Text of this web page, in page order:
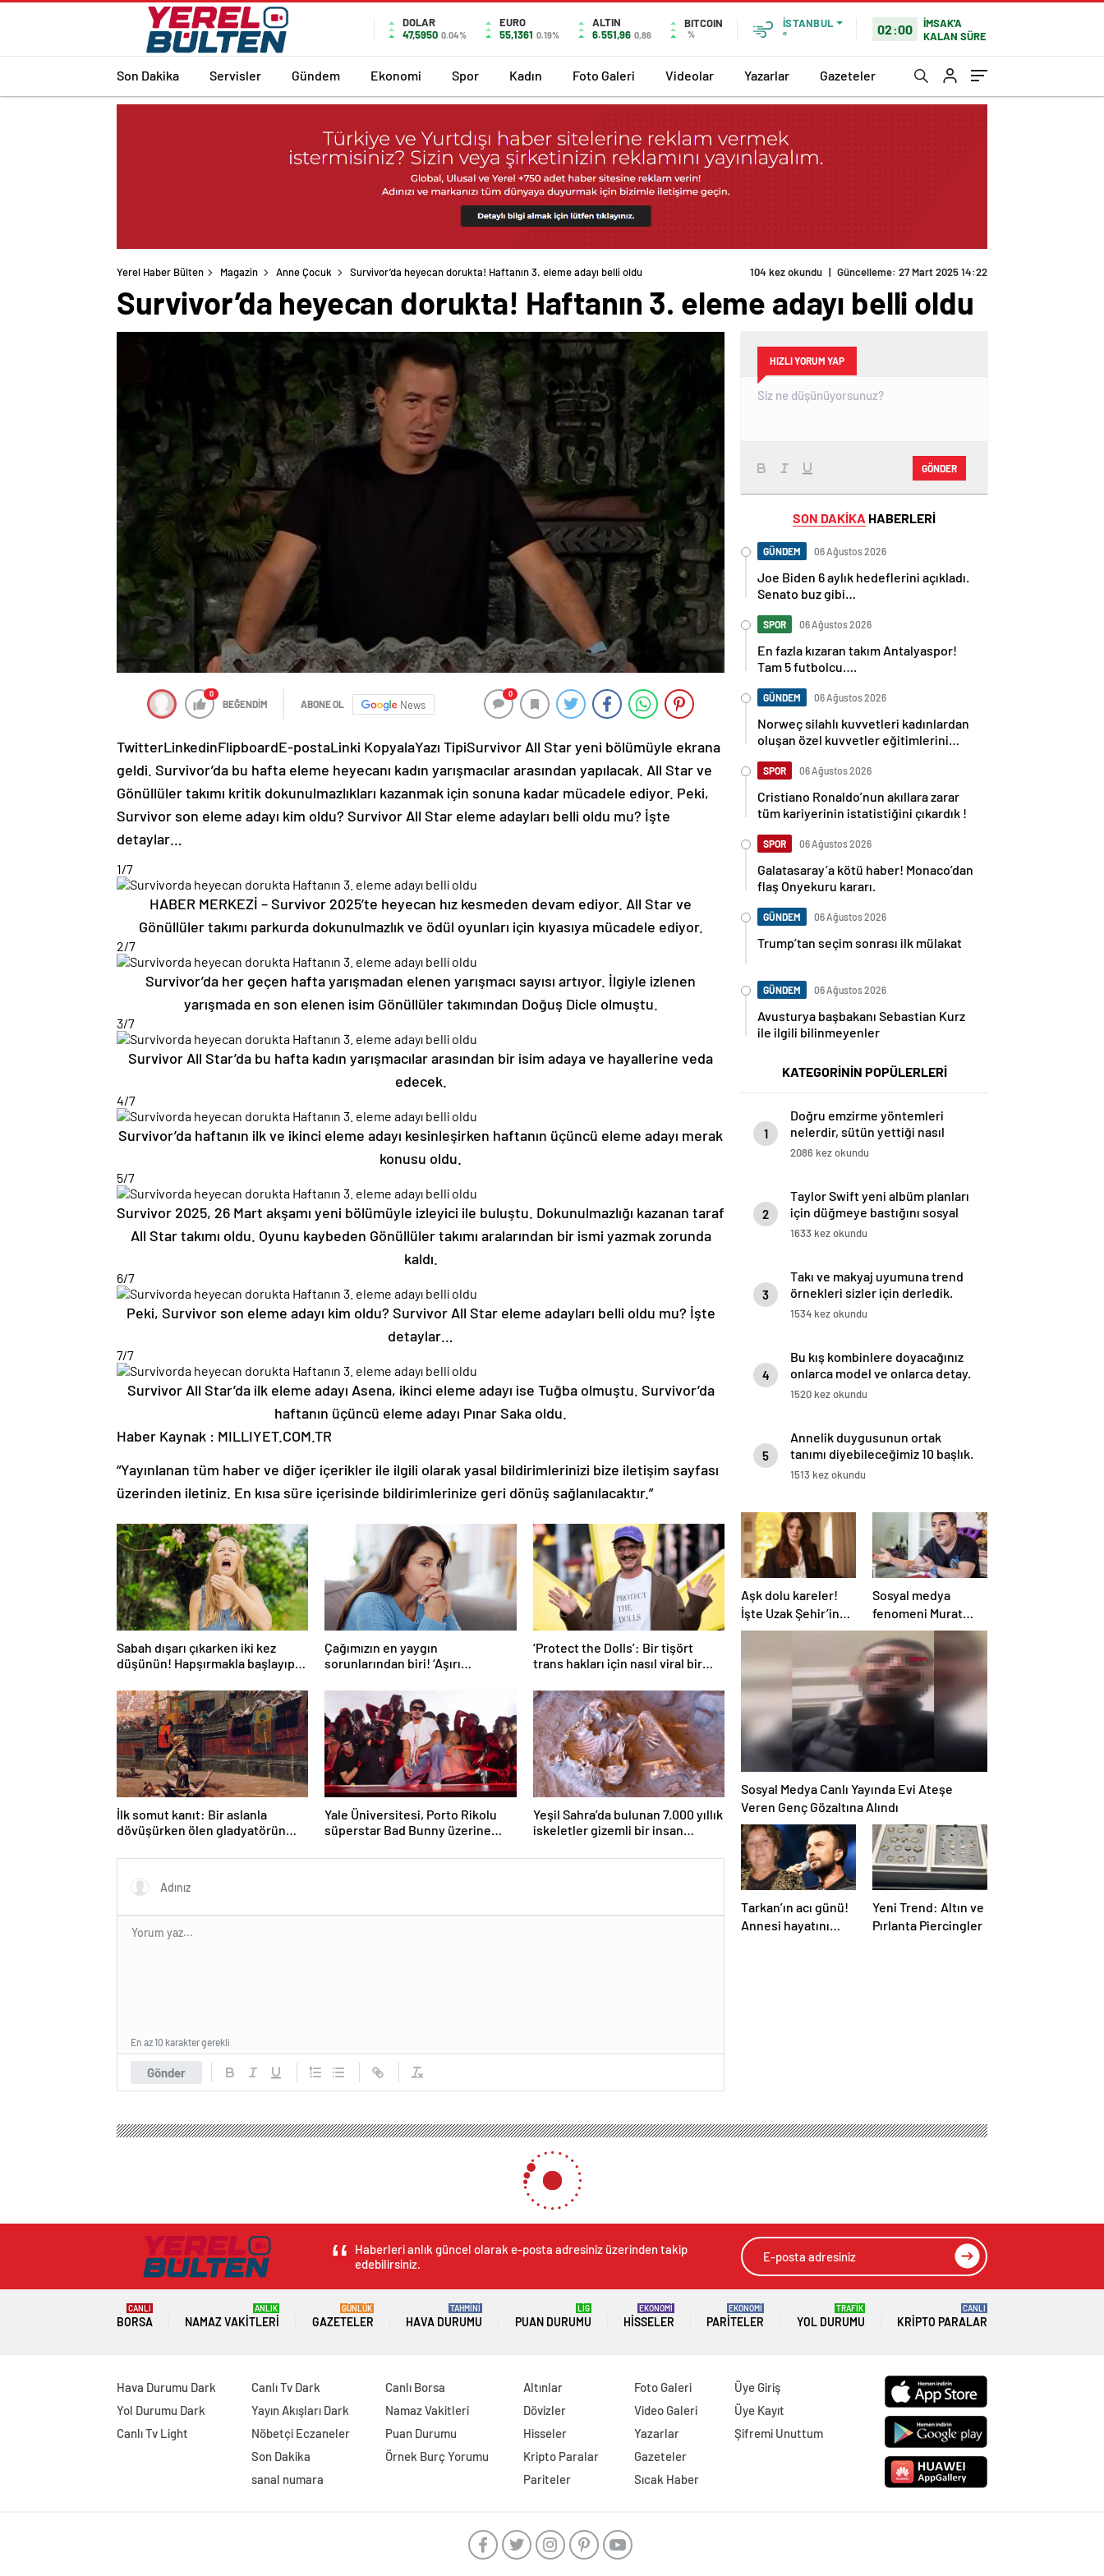
DOLAR
47,5950 0.04%
EURO
55,1361 0.19%
ALTIN
6.551,96 0,86
BITCOIN
%
İSTANBUL
°
02:00
İMSAK'A
KALAN SÜRE
Son Dakika Servisler Gündem Ekonomi Spor Kadın Foto Galeri Videolar Yazarlar Gazeteler
Yerel Haber Bülten Magazin Anne Çocuk Survivor’da heyecan dorukta! Haftanın 3. eleme adayı belli oldu
Survivor’da heyecan dorukta! Haftanın 3. eleme adayı belli oldu
0
BEĞENDİM ABONE OL News
0
TwitterLinkedinFlipboardE-postaLinki KopyalaYazı TipiSurvivor All Star yeni bölümüyle ekrana
geldi. Survivor’da bu hafta eleme heyecanı kadın yarışmacılar arasından yapılacak. All Star ve
Gönüllüler takımı kritik dokunulmazlıkları kazanmak için sonuna kadar mücadele ediyor. Peki,
Survivor son eleme adayı kim oldu? Survivor All Star eleme adayları belli oldu mu? İşte
detaylar…
1/7
HABER MERKEZİ – Survivor 2025’te heyecan hız kesmeden devam ediyor. All Star ve
Gönüllüler takımı parkurda dokunulmazlık ve ödül oyunları için kıyasıya mücadele ediyor.
2/7
Survivor’da her geçen hafta yarışmadan elenen yarışmacı sayısı artıyor. İlgiyle izlenen
yarışmada en son elenen isim Gönüllüler takımından Doğuş Dicle olmuştu.
3/7
Survivor All Star’da bu hafta kadın yarışmacılar arasından bir isim adaya ve hayallerine veda
edecek.
4/7
Survivor’da haftanın ilk ve ikinci eleme adayı kesinleşirken haftanın üçüncü eleme adayı merak
konusu oldu.
5/7
Survivor 2025, 26 Mart akşamı yeni bölümüyle izleyici ile buluştu. Dokunulmazlığı kazanan taraf
All Star takımı oldu. Oyunu kaybeden Gönüllüler takımı aralarından bir ismi yazmak zorunda
kaldı.
6/7
Peki, Survivor son eleme adayı kim oldu? Survivor All Star eleme adayları belli oldu mu? İşte
detaylar…
7/7
Survivor All Star’da ilk eleme adayı Asena, ikinci eleme adayı ise Tuğba olmuştu. Survivor’da
haftanın üçüncü eleme adayı Pınar Saka oldu.
Haber Kaynak : MILLIYET.COM.TR
“Yayınlanan tüm haber ve diğer içerikler ile ilgili olarak yasal bildirimlerinizi bize iletişim sayfası
üzerinden iletiniz. En kısa süre içerisinde bildirimlerinize geri dönüş sağlanılacaktır.”
Sabah dışarı çıkarken iki kez
düşünün! Hapşırmakla başlayıp
Çağımızın en yaygın
sorunlarından biri! ‘Aşırı
mümkün’
‘Protect the Dolls’: Bir tişört
trans hakları için nasıl viral bir
İlk somut kanıt: Bir aslanla
dövüşürken ölen gladyatörün
Yale Üniversitesi, Porto Rikolu
süperstar Bad Bunny üzerine
Yeşil Sahra’da bulunan 7.000 yıllık
iskeletler gizemli bir insan
Gönder
En az 10 karakter gerekli
HIZLI YORUM YAP
GÖNDER
SON DAKİKA HABERLERİ
GÜNDEM 06 Ağustos 2026
Joe Biden 6 aylık hedeflerini açıkladı.
Senato buz gibi…
SPOR 06 Ağustos 2026
En fazla kızaran takım Antalyaspor!
Tam 5 futbolcu….
GÜNDEM 06 Ağustos 2026
Norweç silahlı kuvvetleri kadınlardan
oluşan özel kuvvetler eğitimlerini
SPOR 06 Ağustos 2026
Cristiano Ronaldo’nun akıllara zarar
tüm kariyerinin istatistiğini çıkardık !
SPOR 06 Ağustos 2026
Galatasaray’a kötü haber! Monaco’dan
flaş Onyekuru kararı.
GÜNDEM 06 Ağustos 2026
Trump’tan seçim sonrası ilk mülakat
GÜNDEM 06 Ağustos 2026
Avusturya başbakanı Sebastian Kurz
ile ilgili bilinmeyenler
KATEGORİNİN POPÜLERLERİ
1
Doğru emzirme yöntemleri
nelerdir, sütün yettiği nasıl
anlaşılır?
2086 kez okundu
2
Taylor Swift yeni albüm planları
için düğmeye bastığını sosyal
medyadan duyurdu!
1633 kez okundu
3
Takı ve makyaj uyumuna trend
örnekleri sizler için derledik.
1534 kez okundu
4
Bu kış kombinlere doyacağınız
onlarca model ve onlarca detay.
1520 kez okundu
5
Annelik duygusunun ortak
tanımı diyebileceğimiz 10 başlık.
1513 kez okundu
Aşk dolu kareler!
İşte Uzak Şehir’in
Alya’sı Sinem
hayattaki sevgilisi
Sosyal medya
fenomeni Murat
Övüç’ün hapsi
isteniyor
Sosyal Medya Canlı Yayında Evi Ateşe
Veren Genç Gözaltına Alındı
Tarkan’ın acı günü!
Annesi hayatını
Yeni Trend: Altın ve
Pırlanta Piercingler
Survivor İsmail Balaban eleme adayı oldu! İlayda Şeker, All Star takımına ateş püskürdü
Survivor İsmail Balaban eleme adayı oldu! İlayda Şeker, All Star
takımına ateş püskürdü
GÖNDER
HABERLERİ